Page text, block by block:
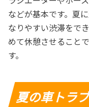
などが基本です。夏
なりやすい渋滞をで
めて休憩させること
す。
夏の車トラ